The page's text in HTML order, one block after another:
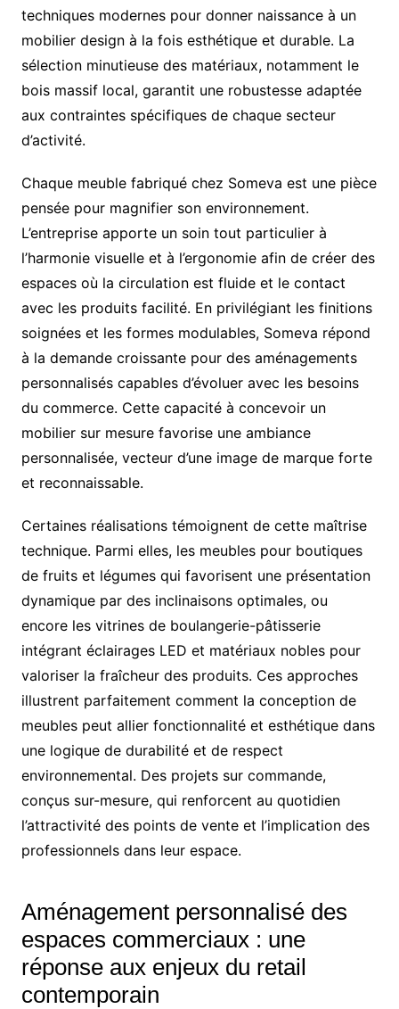
techniques modernes pour donner naissance à un
mobilier design à la fois esthétique et durable. La
sélection minutieuse des matériaux, notamment le
bois massif local, garantit une robustesse adaptée
aux contraintes spécifiques de chaque secteur
d’activité.
Chaque meuble fabriqué chez Someva est une pièce
pensée pour magnifier son environnement.
L’entreprise apporte un soin tout particulier à
l’harmonie visuelle et à l’ergonomie afin de créer des
espaces où la circulation est fluide et le contact
avec les produits facilité. En privilégiant les finitions
soignées et les formes modulables, Someva répond
à la demande croissante pour des aménagements
personnalisés capables d’évoluer avec les besoins
du commerce. Cette capacité à concevoir un
mobilier sur mesure favorise une ambiance
personnalisée, vecteur d’une image de marque forte
et reconnaissable.
Certaines réalisations témoignent de cette maîtrise
technique. Parmi elles, les meubles pour boutiques
de fruits et légumes qui favorisent une présentation
dynamique par des inclinaisons optimales, ou
encore les vitrines de boulangerie-pâtisserie
intégrant éclairages LED et matériaux nobles pour
valoriser la fraîcheur des produits. Ces approches
illustrent parfaitement comment la conception de
meubles peut allier fonctionnalité et esthétique dans
une logique de durabilité et de respect
environnemental. Des projets sur commande,
conçus sur-mesure, qui renforcent au quotidien
l’attractivité des points de vente et l’implication des
professionnels dans leur espace.
Aménagement personnalisé des
espaces commerciaux : une
réponse aux enjeux du retail
contemporain